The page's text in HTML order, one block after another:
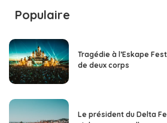
Populaire
Tragédie à l’Eskape
de deux corps
Le président du Delta